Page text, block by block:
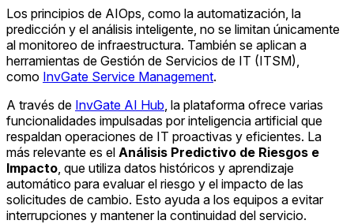
Los principios de AIOps, como la automatización, la
predicción y el análisis inteligente, no se limitan únicamente
al monitoreo de infraestructura. También se aplican a
herramientas de Gestión de Servicios de IT (ITSM),
como InvGate Service Management.
A través de InvGate AI Hub , la plataforma ofrece varias
funcionalidades impulsadas por inteligencia artificial que
respaldan operaciones de IT proactivas y eficientes. La
más relevante es el Análisis Predictivo de Riesgos e
Impacto , que utiliza datos históricos y aprendizaje
automático para evaluar el riesgo y el impacto de las
solicitudes de cambio. Esto ayuda a los equipos a evitar
interrupciones y mantener la continuidad del servicio.